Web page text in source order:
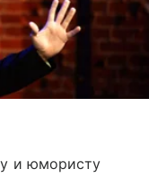
и юмористу